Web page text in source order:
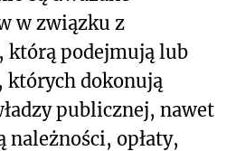
w związku z
którą podejmują lub
których dokonują
publicznej, nawet
należności, opłaty,